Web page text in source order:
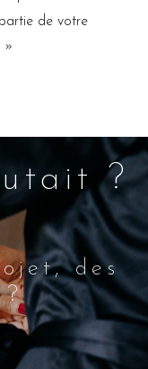
de votre
»
?
des
?